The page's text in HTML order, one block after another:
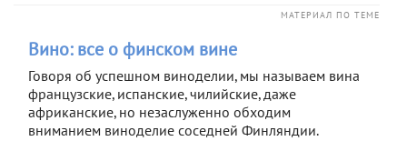
МАТЕРИАЛ ПО ТЕМЕ
Вино: все о финском вине
Говоря об успешном виноделии, мы называем вина
французские, испанские, чилийские, даже
африканские, но незаслуженно обходим
вниманием виноделие соседней Финляндии.